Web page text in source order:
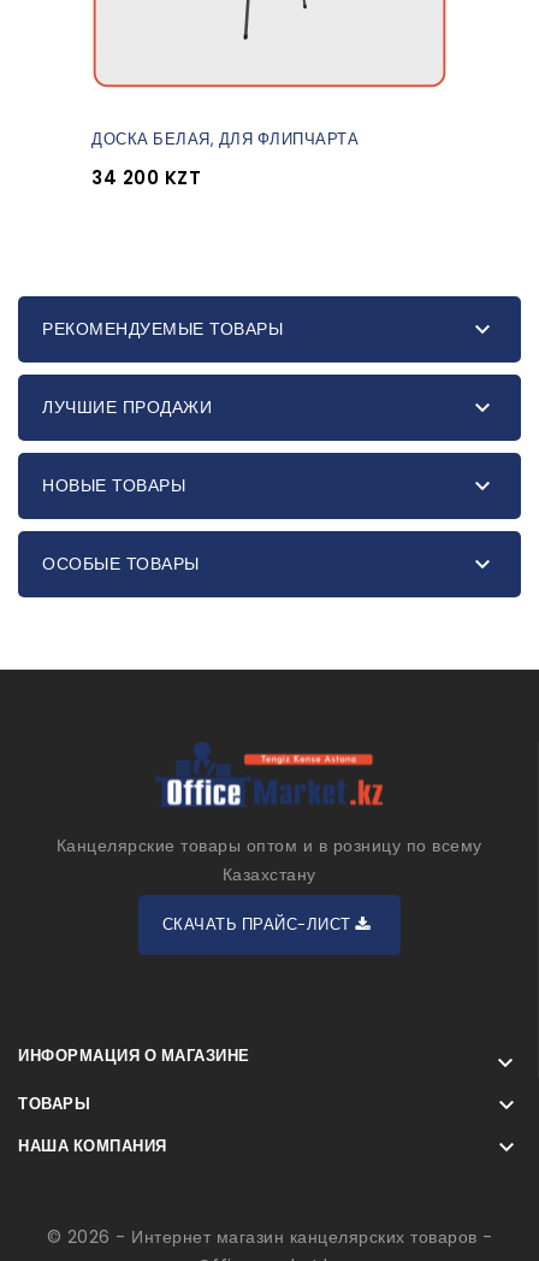
ДОСКА БЕЛАЯ, ДЛЯ ФЛИПЧАРТА
34 200 KZT
РЕКОМЕНДУЕМЫЕ ТОВАРЫ 
ЛУЧШИЕ ПРОДАЖИ 
НОВЫЕ ТОВАРЫ 
ОСОБЫЕ ТОВАРЫ 
Канцелярские товары оптом и в розницу по всему
Казахстану
СКАЧАТЬ ПРАЙС-ЛИСТ
ИНФОРМАЦИЯ О МАГАЗИНЕ 
ТОВАРЫ 
НАША КОМПАНИЯ 
© 2026 - Интернет магазин канцелярских товаров -